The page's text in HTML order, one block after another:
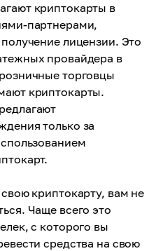
криптокарты в
партнерами,
лицензии. Это
провайдера в
торговцы
криптокарты.
только за
криптокарту, вам не
Чаще всего это
с которого вы
средства на свою